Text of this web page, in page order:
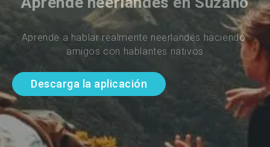
Aprende a hablar realmente neerlandés haciendo
amigos con hablantes nativos
Descarga la aplicación